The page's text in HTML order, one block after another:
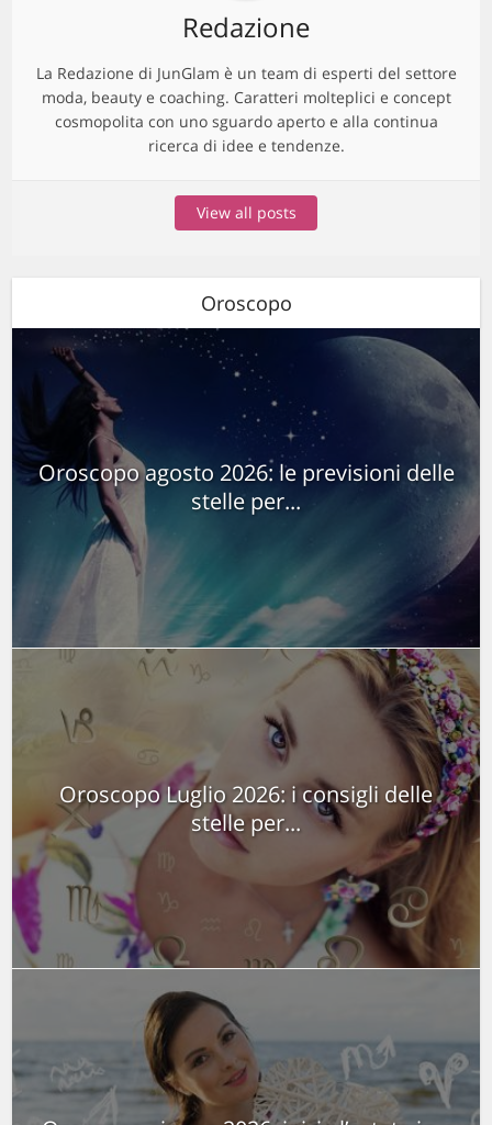
Redazione
La Redazione di JunGlam è un team di esperti del settore
moda, beauty e coaching. Caratteri molteplici e concept
cosmopolita con uno sguardo aperto e alla continua
ricerca di idee e tendenze.
View all posts
Oroscopo
Oroscopo agosto 2026: le previsioni delle
stelle per...
Oroscopo Luglio 2026: i consigli delle
stelle per...